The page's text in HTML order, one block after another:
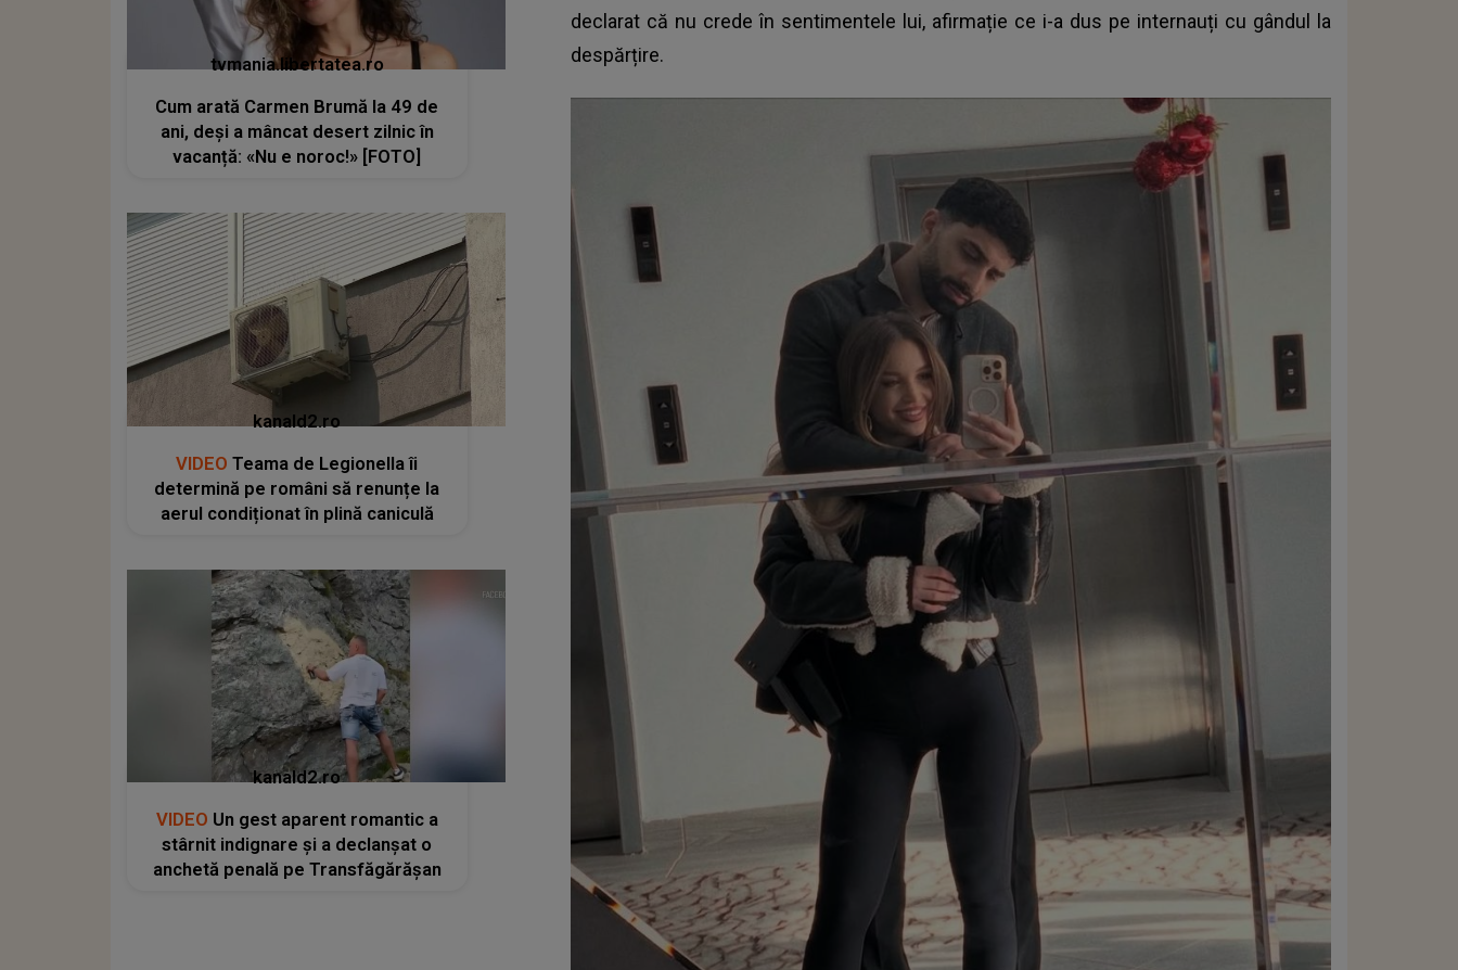
declarat că nu crede în sentimentele lui, afirmație ce i-a dus pe internauți cu gândul la
despărțire.
tvmania.libertatea.ro
Cum arată Carmen Brumă la 49 de
ani, deși a mâncat desert zilnic în
vacanță: «Nu e noroc!» [FOTO]
kanald2.ro
VIDEO Teama de Legionella îi
determină pe români să renunțe la
aerul condiționat în plină caniculă
kanald2.ro
VIDEO Un gest aparent romantic a
stârnit indignare și a declanșat o
anchetă penală pe Transfăgărășan